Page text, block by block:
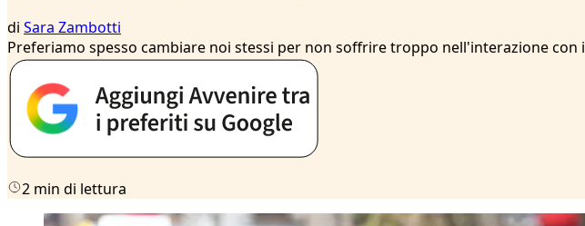
di Sara Zambotti
Preferiamo spesso cambiare noi stessi per non soffrire troppo nell'interazione
2 min di lettura